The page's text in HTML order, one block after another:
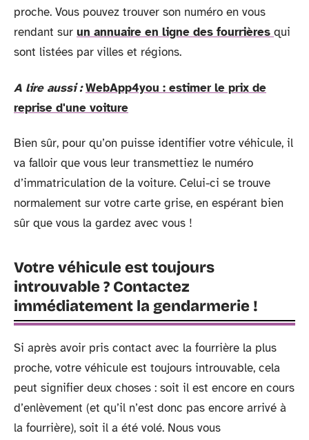
proche. Vous pouvez trouver son numéro en vous
rendant sur un annuaire en ligne des fourrières qui
sont listées par villes et régions.
A lire aussi : WebApp4you : estimer le prix de
reprise d'une voiture
Bien sûr, pour qu’on puisse identifier votre véhicule, il
va falloir que vous leur transmettiez le numéro
d’immatriculation de la voiture. Celui-ci se trouve
normalement sur votre carte grise, en espérant bien
sûr que vous la gardez avec vous !
Votre véhicule est toujours
introuvable ? Contactez
immédiatement la gendarmerie !
Si après avoir pris contact avec la fourrière la plus
proche, votre véhicule est toujours introuvable, cela
peut signifier deux choses : soit il est encore en cours
d’enlèvement (et qu’il n’est donc pas encore arrivé à
la fourrière), soit il a été volé. Nous vous